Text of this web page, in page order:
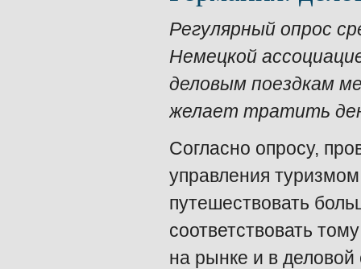
Регулярный опрос
Немецкой
деловым поездкам
желает тратить
Согласно опросу,
управления
путешествовать
соответствовать
на рынке и в деловой